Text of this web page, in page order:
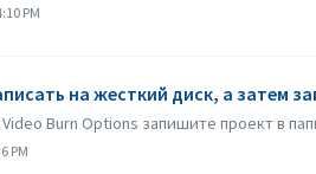
PM
на жесткий диск, а затем
Burn Options запишите проект в
PM